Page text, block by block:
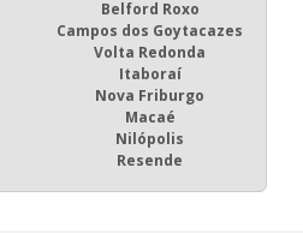
Belford Roxo
Campos dos Goytacazes
Volta Redonda
Itaboraí
Nova Friburgo
Macaé
Nilópolis
Resende